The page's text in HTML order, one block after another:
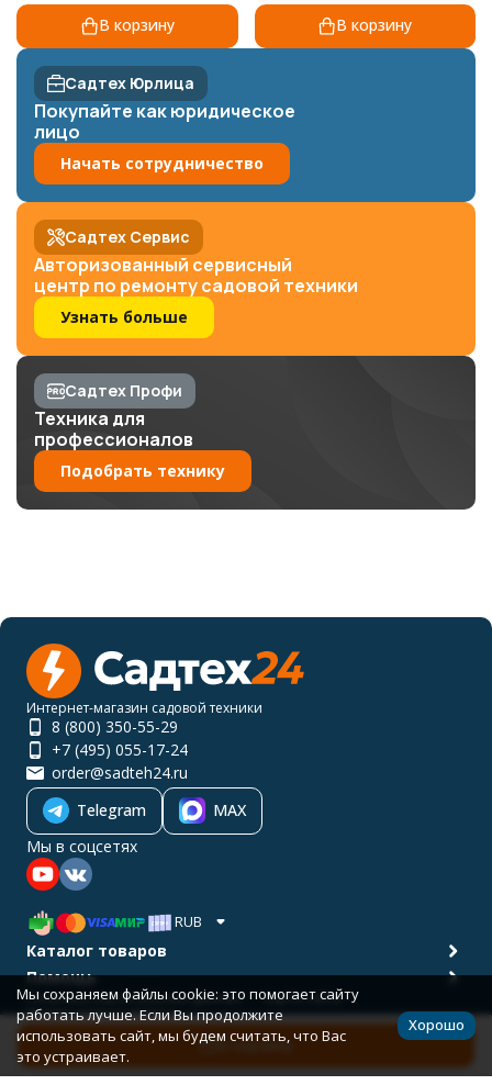
В корзину
В корзину В корзину
Садтех Юрлица
Покупайте как юридическое
лицо
Начать сотрудничество
Садтех Сервис
Авторизованный сервисный
центр по ремонту садовой техники
Узнать больше
Садтех Профи
Техника для
профессионалов
Подобрать технику
Интернет-магазин садовой техники
8 (800) 350-55-29
+7 (495) 055-17-24
order@sadteh24.ru
Telegram
MAX
Мы в соцсетях
RUB
Каталог товаров
Помощь
Политика персональных данных
Карта сайта
© 2001-2026 САДТЕХ24
Разработано вbodysite.ru
Мы сохраняем файлы cookie: это помогает сайту
работать лучше. Если Вы продолжите
использовать сайт, мы будем считать, что Вас
это устраивает.
Хорошо